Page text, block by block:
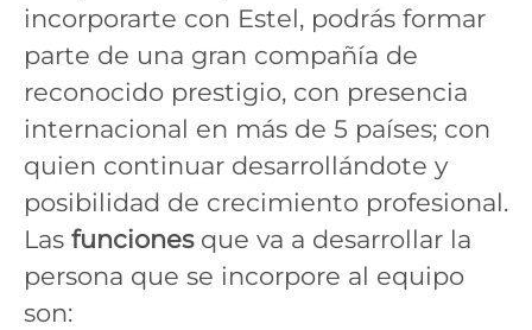
incorporarte con Estel, podrás formar
parte de una gran compañía de
reconocido prestigio, con presencia
internacional en más de 5 países; con
quien continuar desarrollándote y
posibilidad de crecimiento profesional.
Las funcionesque va a desarrollar la
persona que se incorpore al equipo
son: